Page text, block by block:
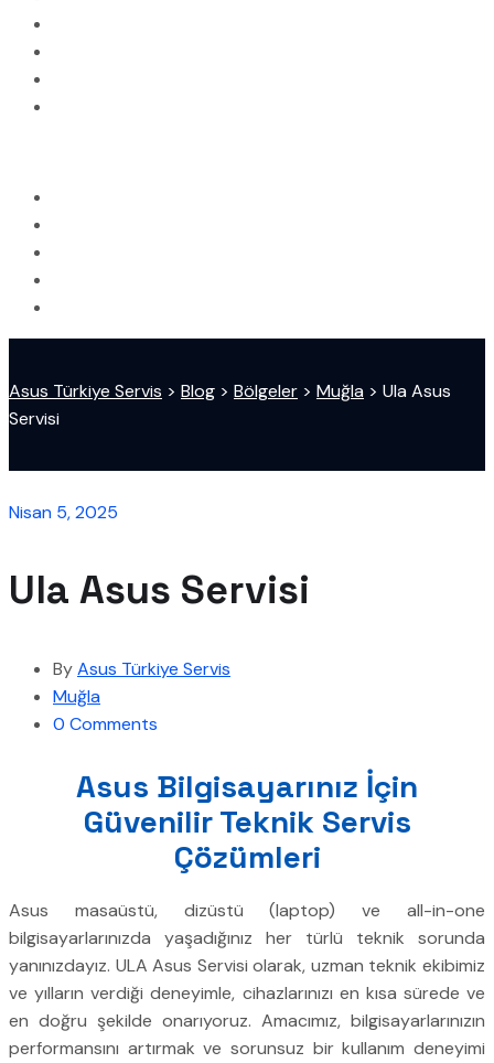
Asus Türkiye Servis > Blog > Bölgeler > Muğla > Ula Asus
Servisi
Nisan 5, 2025
Ula Asus Servisi
ByAsus Türkiye Servis
Muğla
0 Comments
Asus Bilgisayarınız İçin
Güvenilir Teknik Servis
Çözümleri
Asus masaüstü, dizüstü (laptop) ve all-in-one
bilgisayarlarınızda yaşadığınız her türlü teknik sorunda
yanınızdayız. ULA Asus Servisi olarak, uzman teknik ekibimiz
ve yılların verdiği deneyimle, cihazlarınızı en kısa sürede ve
en doğru şekilde onarıyoruz. Amacımız, bilgisayarlarınızın
performansını artırmak ve sorunsuz bir kullanım deneyimi